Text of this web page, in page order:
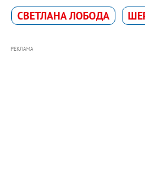
СВЕТЛАНА ЛОБОДА
РЕКЛАМА